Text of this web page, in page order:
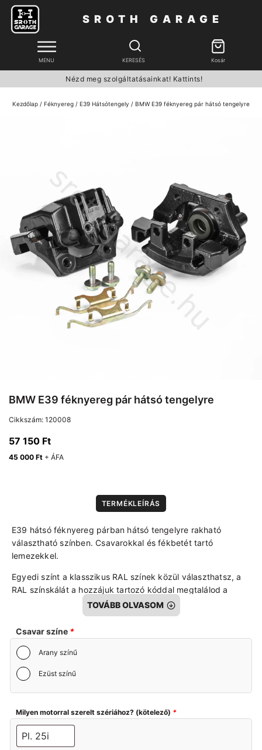
SROTH GARAGE
MENU KERESÉS Kosár
Nézd meg szolgáltatásainkat! Kattints!
Kezdőlap / Féknyereg / E39 Hátsótengely / BMW E39 féknyereg pár hátsó tengelyre
BMW E39 féknyereg pár hátsó tengelyre
Cikkszám: 120008
57 150 Ft
45 000 Ft + ÁFA
TERMÉKLEÍRÁS
E39 hátsó féknyereg párban hátsó tengelyre rakható
választható színben. Csavarokkal és fékbetét tartó
lemezekkel.
Egyedi színt a klasszikus RAL színek közül választhatsz, a
RAL színskálát a hozzájuk tartozó kóddal megtalálod a
lakkozott! Felújítókészlettel szerelve! ATE zsírral
összerakva!
A termék bontott, felújított és átnézett alkatrész.
TOVÁBB OLVASOM
Csavar színe *
Arany színű
Ezüst színű
Milyen motorral szerelt szériához? (kötelező) *